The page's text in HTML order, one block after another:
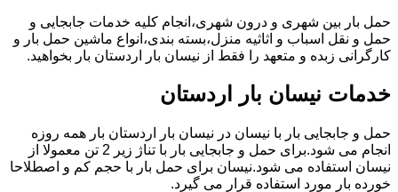
حمل بار بین شهری و درون شهری،انجام کلیه خدمات جابجایی و
حمل و نقل اسباب و اثاثیه منزل،بسته بندی،انواع ماشین حمل بار و
کارگرانی زبده و متعهد را فقط از نیسان بار اردستان بار بخواهید.
خدمات نیسان بار اردستان
حمل و جابجایی بار با نیسان در نیسان بار اردستان بار همه روزه
انجام می شود.برای حمل و جابجایی بار با تناژ زیر 2 تن معمولا از
نیسان استفاده می شود.نیسان برای حمل بار با حجم کم و اصطلاحا
خورده بار مورد استفاده قرار می گیرد.